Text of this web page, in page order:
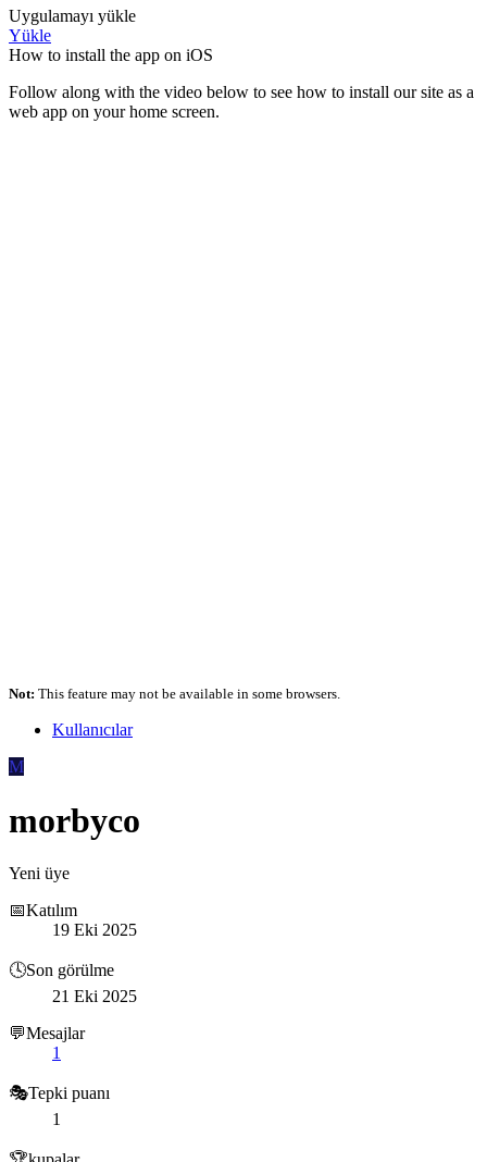
Uygulamayı yükle
Yükle
How to install the app on iOS
Follow along with the video below to see how to install our site as a
web app on your home screen.
Not: This feature may not be available in some browsers.
Kullanıcılar
M
morbyco
Yeni üye
📅Katılım
19 Eki 2025
🕓Son görülme
21 Eki 2025
💬Mesajlar
1
🎭Tepki puanı
1